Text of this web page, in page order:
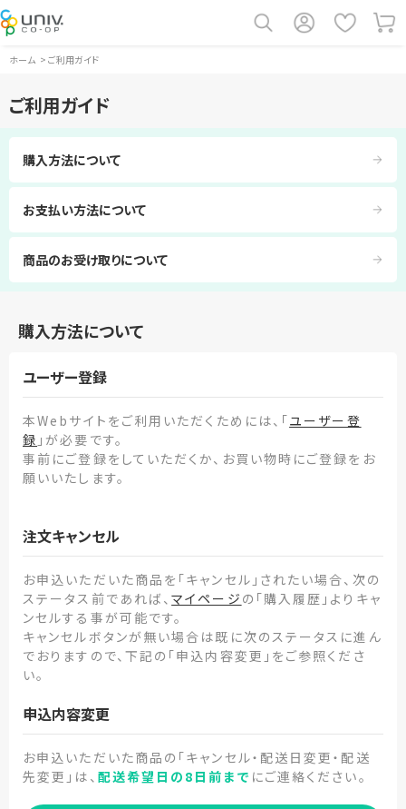
ホーム > ご利用ガイド
ご利用ガイド
購入方法について
お支払い方法について
商品のお受け取りについて
購入方法について
ユーザー登録
本Webサイトをご利用いただくためには、「ユーザー登
録 」が必要です。
事前にご登録をしていただくか、お買い物時にご登録をお
願いいたします。
注文キャンセル
お申込いただいた商品を「キャンセル」されたい場合、次の
ステータス前であれば、マイページ の「購入履歴」よりキャ
ンセルする事が可能です。
キャンセルボタンが無い場合は既に次のステータスに進ん
でおりますので、下記の「申込内容変更」をご参照くださ
い。
申込内容変更
お申込いただいた商品の「キャンセル・配送日変更・配送
先変更」は、 配送希望日の8日前まで にご連絡ください。